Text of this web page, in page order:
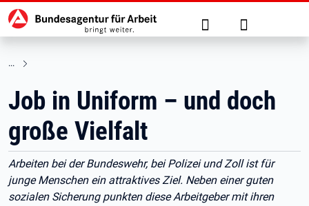
zu den Hauptinhalten springen
Hauptnavigation Suche Anmelden
Job in Uniform – und doch
große Vielfalt
Arbeiten bei der Bundeswehr, bei Polizei und Zoll ist für
junge Menschen ein attraktives Ziel. Neben einer guten
sozialen Sicherung punkten diese Arbeitgeber mit ihren